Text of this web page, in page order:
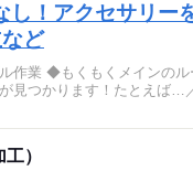
し！アクセサリー
ど
作業 ◆もくもくメインのル
かります！たとえば…／ ◎組立・梱
）